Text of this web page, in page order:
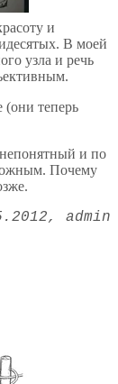
и
В моей
узла и речь
(они теперь
и по
Почему
admin